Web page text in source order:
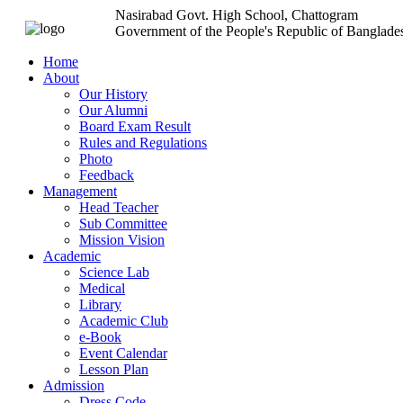
Nasirabad Govt. High School, Chattogram
Government of the People's Republic of
Home
About
Our History
Our Alumni
Board Exam Result
Rules and Regulations
Photo
Feedback
Management
Head Teacher
Sub Committee
Mission Vision
Academic
Science Lab
Medical
Library
Academic Club
e-Book
Event Calendar
Lesson Plan
Admission